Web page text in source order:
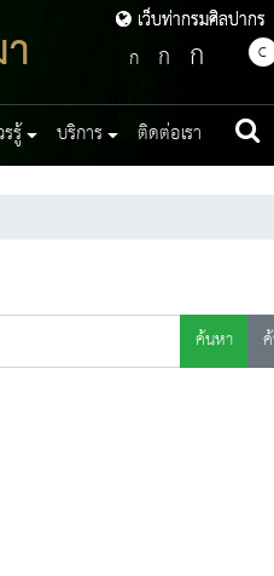
เว็บท่ากรมศิลปากร
เว็บท่ากรมศิลปากร
ก ก ก C
รู้ บริการ ติดต่อเรา
ค้นหา